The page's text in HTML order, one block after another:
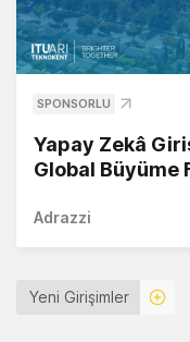
SPONSORLU
Yapay Zekâ
Global Büyüme
Adrazzi
Yeni Girişimler